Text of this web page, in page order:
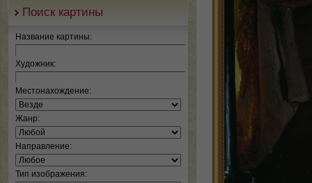
Поиск картины
Название картины:
Художник:
Местонахождение:
Жанр:
Направление:
Тип изображения: